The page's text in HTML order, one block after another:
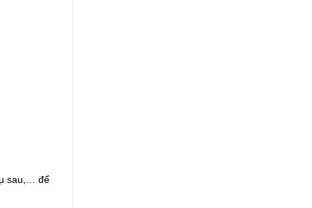
sau,… để